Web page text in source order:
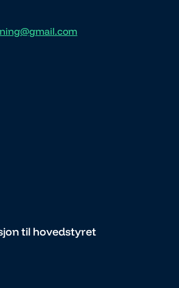
til hovedstyret